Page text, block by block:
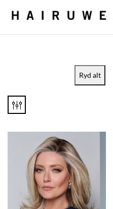
Ryd alt